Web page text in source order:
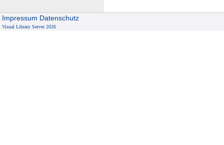
Impressum Datenschutz
Visual Library Server 2026